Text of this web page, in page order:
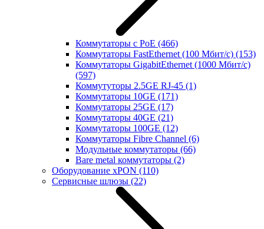
Коммутаторы с PoE (466)
Коммутаторы FastEthernet (100 Мбит/с) (153)
Коммутаторы GigabitEthernet (1000 Мбит/с)
(597)
Коммутуторы 2.5GE RJ-45 (1)
Коммутаторы 10GE (171)
Коммутаторы 25GE (17)
Коммутаторы 40GE (21)
Коммутаторы 100GE (12)
Коммутаторы Fibre Channel (6)
Модульные коммутаторы (66)
Bare metal коммутаторы (2)
Оборудование xPON (110)
Сервисные шлюзы (22)